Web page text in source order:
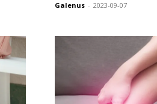
Galenus - 2023-09-07